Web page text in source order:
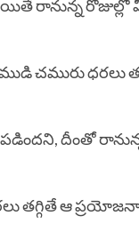
రానున్న రోజుల్లో
చ‌మురు ధ‌ర‌లు
దీంతో
త‌గ్గితే ఆ